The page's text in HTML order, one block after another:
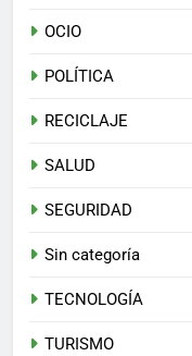
OCIO
POLÍTICA
RECICLAJE
SALUD
SEGURIDAD
Sin categoría
TECNOLOGÍA
TURISMO